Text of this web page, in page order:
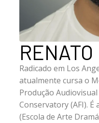
Radicado em Los
atualmente cursa o
Produção
Conservatory (AFI).
(Escola de Arte